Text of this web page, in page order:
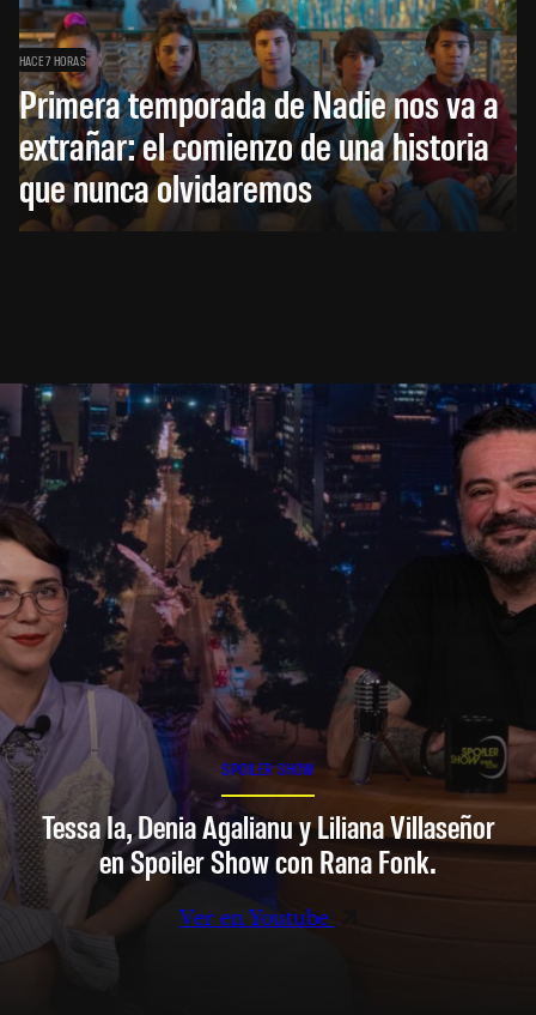
HACE 7 HORAS
Primera temporada de Nadie nos va a
extrañar: el comienzo de una historia
que nunca olvidaremos
SPOILER SHOW
Tessa Ia, Denia Agalianu y Liliana Villaseñor
en Spoiler Show con Rana Fonk.
Ver en Youtube